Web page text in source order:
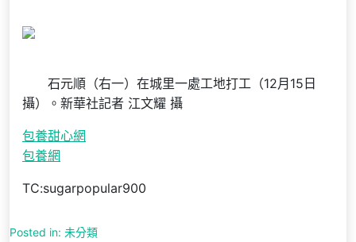
石元順（右一）在城里一處工地打工（12月15日
攝）。新華社記者 江文耀 攝
包養甜心網
包養網
TC:sugarpopular900
Posted in: 未分類